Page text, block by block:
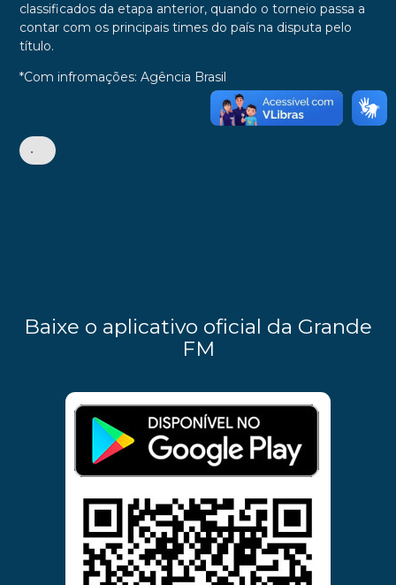
classificados da etapa anterior, quando o torneio passa a
contar com os principais times do país na disputa pelo
título.
*Com infromações: Agência Brasil
•
Baixe o aplicativo oficial da Grande
FM